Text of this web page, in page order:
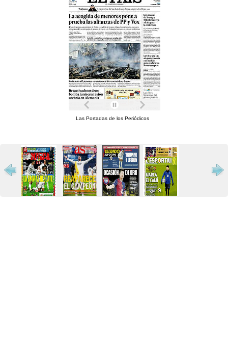
Las Portadas de los Periódicos